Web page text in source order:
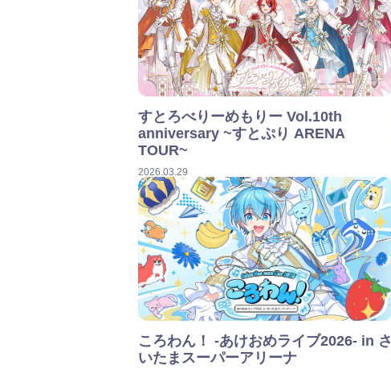
すとろべりーめもりー Vol.10th
anniversary ~すとぷり ARENA
TOUR~
2026.03.29
ころわん！ -あけおめライブ2026- in さ
いたまスーパーアリーナ